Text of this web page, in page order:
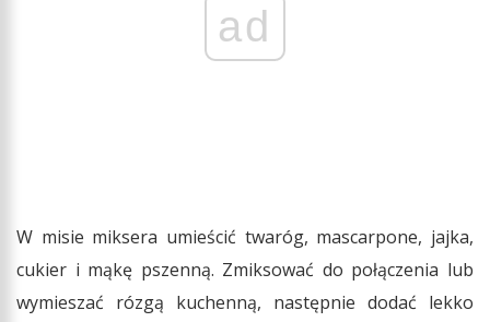
ad
W misie miksera umieścić twaróg, mascarpone, jajka,
cukier i mąkę pszenną. Zmiksować do połączenia lub
wymieszać rózgą kuchenną, następnie dodać lekko